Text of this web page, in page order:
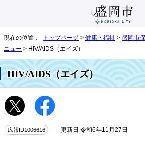
現在の位置： トップページ > 健康・福祉 > 盛岡市
ニュー > HIV/AIDS（エイズ）
HIV/AIDS（エイズ）
広報ID1006616 更新日 令和6年11月27日